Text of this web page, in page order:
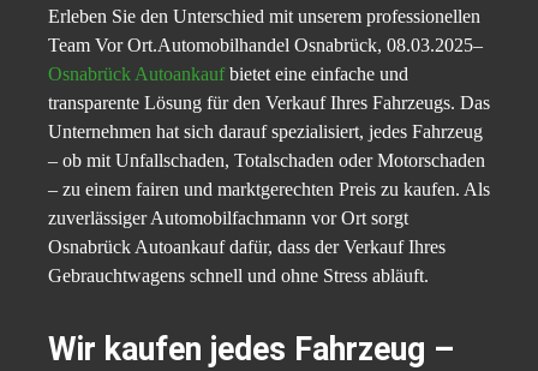
Erleben Sie den Unterschied mit unserem professionellen
Team Vor Ort.Automobilhandel Osnabrück, 08.03.2025–
Osnabrück Autoankaufbietet eine einfache und
transparente Lösung für den Verkauf Ihres Fahrzeugs. Das
Unternehmen hat sich darauf spezialisiert, jedes Fahrzeug
– ob mit Unfallschaden, Totalschaden oder Motorschaden
– zu einem fairen und marktgerechten Preis zu kaufen. Als
zuverlässiger Automobilfachmann vor Ort sorgt
Osnabrück Autoankauf dafür, dass der Verkauf Ihres
Gebrauchtwagens schnell und ohne Stress abläuft.
Wir kaufen jedes Fahrzeug –